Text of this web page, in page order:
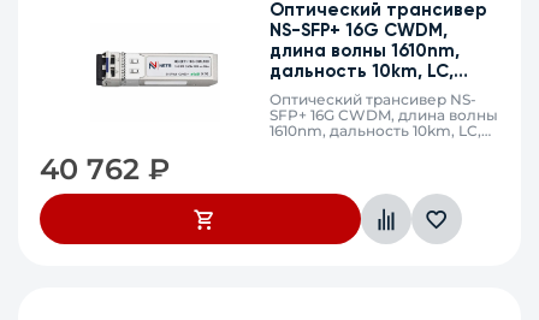
Оптический трансивер
NS-SFP+ 16G CWDM,
длина волны 1610nm,
дальность 10km, LC,
DDM
Оптический трансивер NS-
SFP+ 16G CWDM, длина волны
1610nm, дальность 10km, LC,
40 762₽